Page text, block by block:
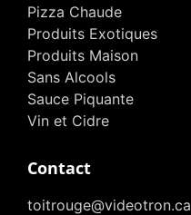
Pizza Chaude
Produits Exotiques
Produits Maison
Sans Alcools
Sauce Piquante
Vin et Cidre
Contact
toitrouge@videotron.ca